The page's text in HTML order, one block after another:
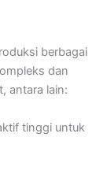
berbagai
dan
antara lain:
tinggi untuk